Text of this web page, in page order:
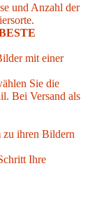
und Anzahl der
mit einer
Sie die
Bei Versand als
ihren Bildern
Ihre